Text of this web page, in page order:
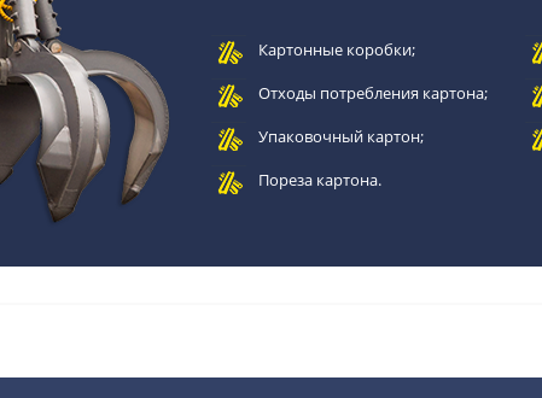
Картонные коробки;
Отходы потребления картона;
Упаковочный картон;
Пореза картона.